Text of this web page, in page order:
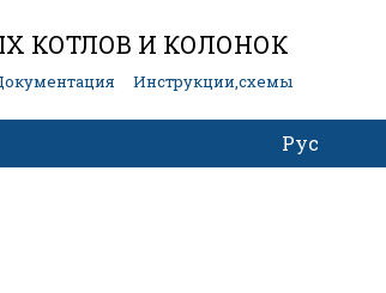
КОТЛОВ И КОЛОНОК
Инструкции,схемы
Рус